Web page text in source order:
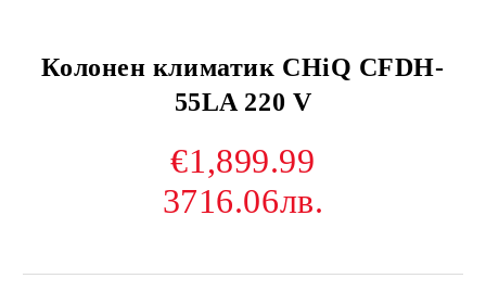
Колонен климатик CHiQ CFDH-
55LA 220 V
€1,899.99
3716.06лв.